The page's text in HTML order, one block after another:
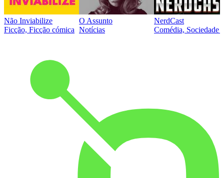
Não Inviabilize
Ficção, Ficção cómica
O Assunto
Notícias
NerdCast
Comédia, Sociedade